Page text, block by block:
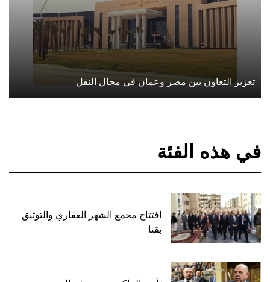
تعزيز التعاون بين مصر وعمان في مجال النقل
في هذه الفئة
افتتاح مجمع الشهر العقاري والتوثيق
بقنا